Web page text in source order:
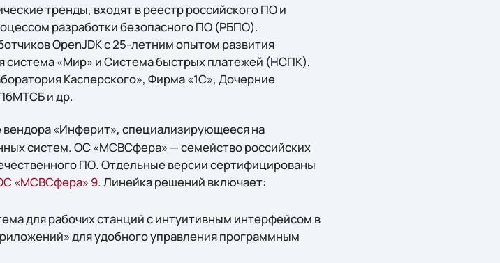
тренды, входят в реестр российского ПО и
разработки безопасного ПО (РБПО).
OpenJDK с 25-летним опытом развития
система «Мир» и Система быстрых платежей (НСПК),
Касперского», Фирма «1С», Дочерние
и др.
«Инферит», специализирующееся на
систем. ОС «МСВСфера» — семейство российских
ПО. Отдельные версии сертифицированы
«МСВСфера» 9. Линейка решений включает:
для рабочих станций с интуитивным интерфейсом в
для удобного управления программным